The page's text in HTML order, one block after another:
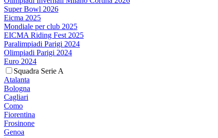
Super Bowl 2026
Eicma 2025
Mondiale per club 2025
EICMA Riding Fest 2025
Paralimpiadi Parigi 2024
Olimpiadi Parigi 2024
Euro 2024
Squadra Serie A
Atalanta
Bologna
Cagliari
Como
Fiorentina
Frosinone
Genoa